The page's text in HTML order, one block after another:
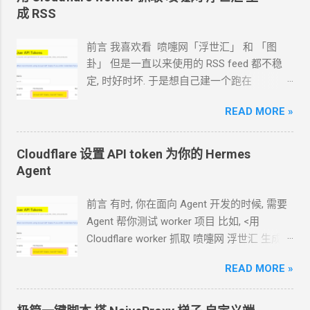
成 RSS
前言 我喜欢看 喷嚏网「浮世汇」 和 「图
卦」 但是一直以来使用的 RSS feed 都不稳
定, 时好时坏. 于是想自己建一个跑在
Hermes 对接 grok-4.5 下面的引用框里面都是
我发给 Agent 的自然语言 我要创建一个
cloudflare 的 API token, 这个 token 有最大的
跑在 VPS 上, 所以我只能这么干. 遇到问题可
以截图发给 Agent
问应该点哪里. 如果你的
Agent 跑在你自己电脑上, 你让 Agent 自己操
API token 关键注意权限 Account.API
token 有 Account.API Tokens, User.API
READ MORE »
Cloudflare 设置 API token 为你的 Hermes
Agent
前言 有时, 你在面向 Agent 开发的时候, 需要
Agent 帮你测试 worker 项目 比如, <用
Cloudflare worker 抓取 喷嚏网 浮世汇 生成
https://blog.icdyct.nyc.mn/2026/07/cloudflare
-worker-rss.html 有时, 你需要 Agent 代替你
照着教程设置一些
worker 或者 KV 或者
READ MORE »